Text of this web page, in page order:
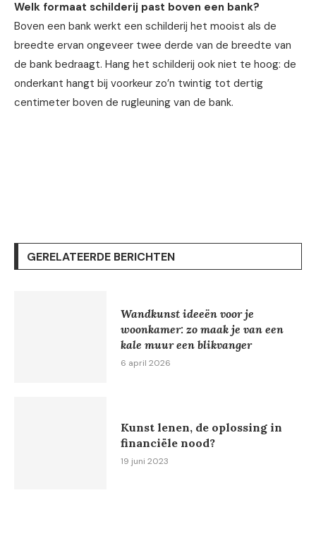
Welk formaat schilderij past boven een bank?
Boven een bank werkt een schilderij het mooist als de
breedte ervan ongeveer twee derde van de breedte van
de bank bedraagt. Hang het schilderij ook niet te hoog: de
onderkant hangt bij voorkeur zo’n twintig tot dertig
centimeter boven de rugleuning van de bank.
GERELATEERDE BERICHTEN
Wandkunst ideeën voor je
woonkamer: zo maak je van een
kale muur een blikvanger
6 april 2026
Kunst lenen, de oplossing in
financiële nood?
19 juni 2023